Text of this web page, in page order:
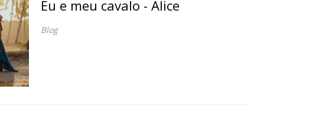
Eu e meu cavalo - Alice
Blog